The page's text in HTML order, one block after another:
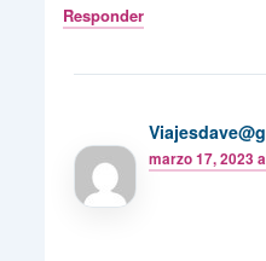
Responder
marzo 17, 2023